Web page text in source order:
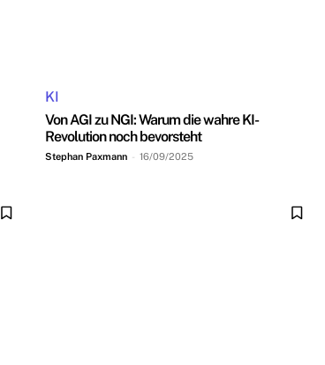
KI
Von AGI zu NGI: Warum die wahre KI-
Revolution noch bevorsteht
Stephan Paxmann - 16/09/2025